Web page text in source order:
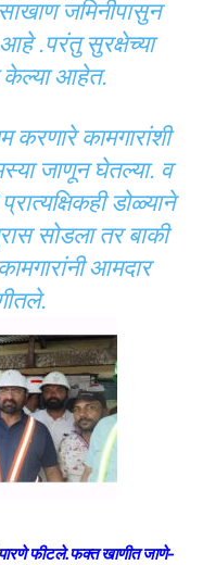
जमिनीपासुन
.परंतु सुरक्षेच्या
केल्या आहेत.
करणारे कामगारांशी
जाणून घेतल्या. व
डोळ्याने
सोडला तर बाकी
आमदार
फीटले.फक्त खाणीत जाणे-